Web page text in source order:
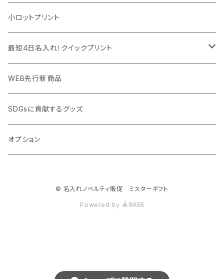
モバイル周辺グッズ
PC周辺グッズ
マスク・フェイスシールド
測定・測量用品
加湿器・オゾン発生器
ウイルス対策消耗品
ウイルス対策備品
ドリンクフェア
ボトル・タンブラー
ポーチ・巾着
タオル・ブランケット
その他雑貨品
エンタメグッズ・イベント会場物販品
ご当地グッズ・オリジナルお土産品
フルカラー印刷ノベルティ
予算消化・備品におすすめグッズ
展示会・説明会ノベルティ
小ロットプリント
最短4日名入れ！クイックプリント
クイック印刷対応トートバッグ・エコバッグ
クイック印刷対応ポーチ・巾着
クイック印刷対応ボトル
WEB先行新商品
SDGsに貢献するグッズ
オプション
© 名入れノベルティ販促 ミスターギフト
Powered by